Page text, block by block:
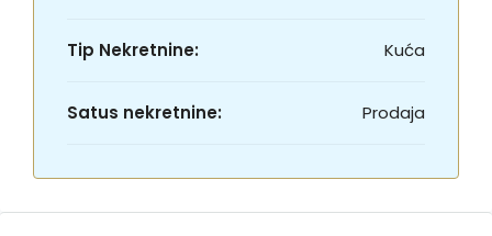
Tip Nekretnine: Kuća
Satus nekretnine: Prodaja